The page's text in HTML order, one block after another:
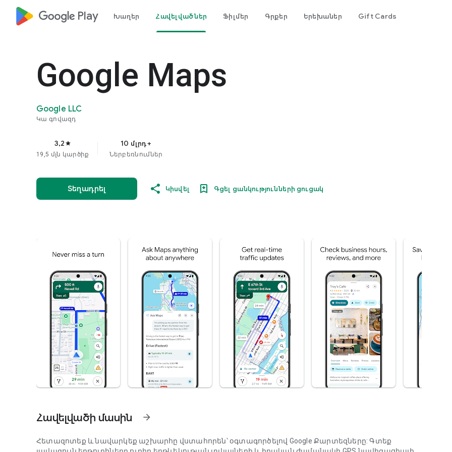
google_logo Play Խաղեր Հավելվածներ Ֆիլմեր Գրքեր Երեխաներ Gift Cards
Google Maps
Google LLC
Կա գովազդ
3,2 star
19,5 մլն կարծիք
10 մլրդ+
Ներբեռնումներ
Տեղադրել Կիսվել Գցել ցանկությունների ցուցակ
Հավելվածի մասին arrow_forward
Հետազոտեք և նավարկեք աշխարհը վստահորեն՝ օգտագործելով Google Քարտեզները: Գտեք